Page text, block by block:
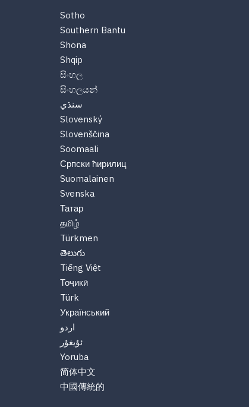
Sotho
Southern Bantu
Shona
Shqip
සිංහල
සිංහලයන්
سنڌي
Slovenský
Slovenščina
Soomaali
Српски ћирилиц
Suomalainen
Svenska
Татар
தமிழ்
Türkmen
తెలుగు
Tiếng Việt
Тоҷикӣ
Türk
Український
اردو
ئۇيغۇر
Yoruba
简体中文
中國傳統的